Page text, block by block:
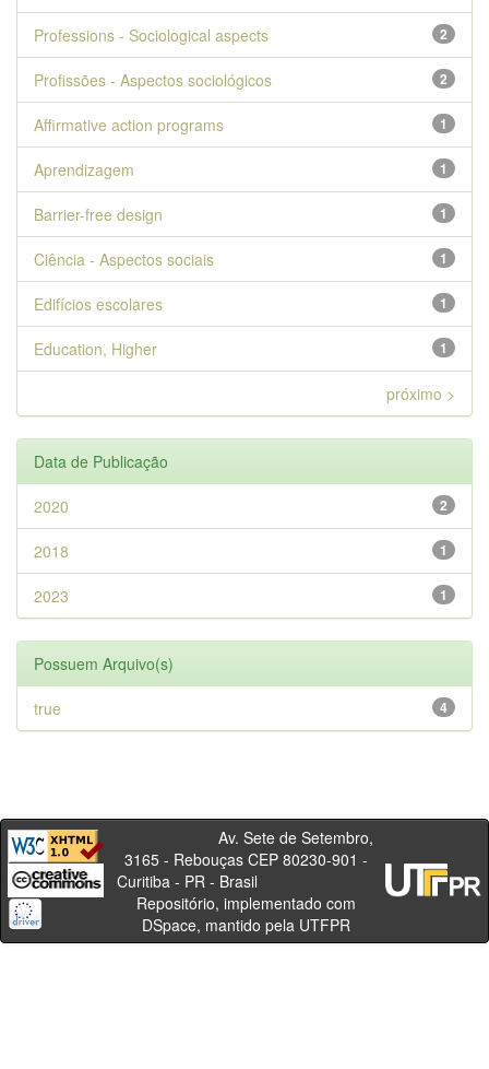
2
Professions - Sociological aspects
2
Profissões - Aspectos sociológicos
1
Affirmative action programs
1
Aprendizagem
1
Barrier-free design
1
Ciência - Aspectos sociais
1
Edifícios escolares
1
Education, Higher
próximo >
Data de Publicação
2
2020
1
2018
1
2023
Possuem Arquivo(s)
4
true
Av. Sete de Setembro,
3165 - Rebouças CEP 80230-901 -
Curitiba - PR - Brasil
Repositório, implementado com
DSpace, mantido pela UTFPR